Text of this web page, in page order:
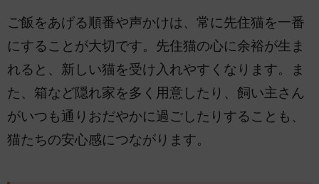
ご飯をあげる順番や声かけは、常に先住猫を一番
にすることが大切です。先住猫の心に余裕が生ま
れると、新しい猫を受け入れやすくなります。ま
た、箱など隠れ家を多く用意したり、飼い主さん
がいつも通りおだやかに過ごしたりすることも、
猫たちの安心感につながります。